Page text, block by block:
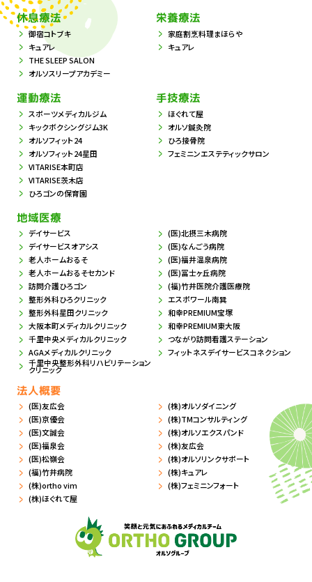
休息療法
御宿コトブキ
キュアレ
THE SLEEP SALON
オルソスリープアカデミー
栄養療法
家庭割烹料理まほらや
キュアレ
運動療法
スポーツメディカルジム
キックボクシングジム3K
オルソフィット24
オルソフィット24星田
VITARISE本町店
VITARISE茨木店
ひろゴンの保育園
手技療法
ほぐれて屋
オルソ鍼灸院
ひろ接骨院
フェミニンエステティックサロン
地域医療
デイサービス
デイサービスオアシス
老人ホームおるそ
老人ホームおるそセカンド
訪問介護ひろゴン
整形外科ひろクリニック
整形外科星田クリニック
大阪本町メディカルクリニック
千里中央メディカルクリニック
AGAメディカルクリニック
千里中央整形外科リハビリテーション
クリニック
(医)北摂三木病院
(医)なんごう病院
(医)福井温泉病院
(医)冨士ヶ丘病院
(福)竹井医院介護医療院
エスポワール南巽
和幸PREMIUM宝塚
和幸PREMIUM東大阪
つながり訪問看護ステーション
フィットネスデイサービスコネクション
法人概要
(医)友広会
(医)京優会
(医)文誠会
(医)福泉会
(医)松嶺会
(福)竹井病院
(株)ortho vim
(株)ほぐれて屋
(株)オルソダイニング
(株)TMコンサルティング
(株)オルソエクスパンド
(株)友広会
(株)オルソリンクサポート
(株)キュアレ
(株)フェミニンフォート